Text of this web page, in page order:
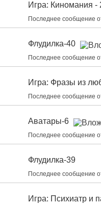
Игра: Киномания -
Последнее сообщение
Флудилка-40
Последнее сообщение
Игра: Фразы из
Последнее сообщение
Аватары-6
Последнее сообщение
Флудилка-39
Последнее сообщение
Игра: Психиатр и